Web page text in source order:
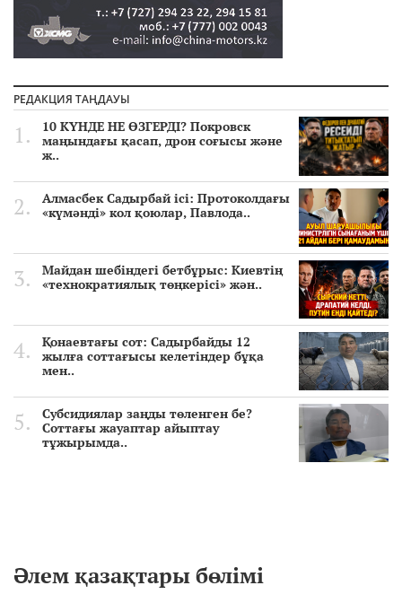
РЕДАКЦИЯ ТАҢДАУЫ
10 КҮНДЕ НЕ ӨЗГЕРДІ? Покровск
маңындағы қасап, дрон соғысы және
ж..
Алмасбек Садырбай ісі: Протоколдағы
«күмәнді» кол қоюлар, Павлода..
Майдан шебіндегі бетбұрыс: Киевтің
«технократиялық төңкерісі» жән..
Қонаевтағы сот: Садырбайды 12
жылға соттағысы келетіндер бұқа
мен..
Субсидиялар заңды төленген бе?
Соттағы жауаптар айыптау
тұжырымда..
Әлем қазақтары бөлімі